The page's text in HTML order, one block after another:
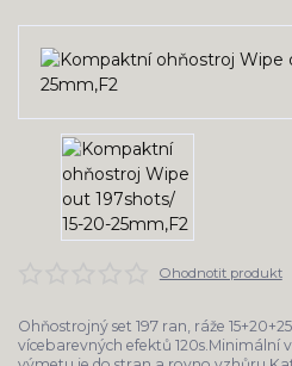
Ohodnotit produkt
Ohňostrojný set 197 ran, ráže
vícebarevných efektů 120s.Minimální